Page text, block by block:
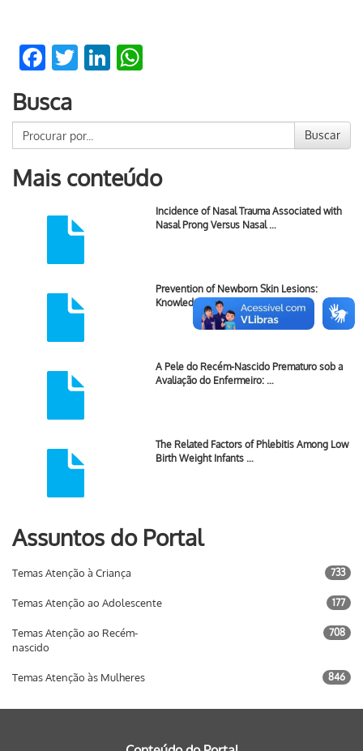
Facebook
TwitterLinkedIn
Busca
Buscar
Mais conteúdo
Incidence of Nasal Trauma Associated with
Nasal Prong Versus Nasal …
Prevention of Newborn Skin Lesions:
Knowledge of the Nursing team
A Pele do Recém-Nascido Prematuro sob a
Avaliação do Enfermeiro: …
The Related Factors of Phlebitis Among Low
Birth Weight Infants …
Assuntos do Portal
Temas Atenção à Criança 733
Temas Atenção ao Adolescente 177
Temas Atenção ao Recém-
nascido
708
Temas Atenção às Mulheres 846